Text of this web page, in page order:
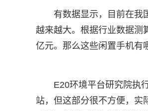
有数据显示，目前在我
越来越大。根据行业数据测
亿元。那么这些闲置手机有
E20环境平台研究院执
站，但这部分很不方便，实